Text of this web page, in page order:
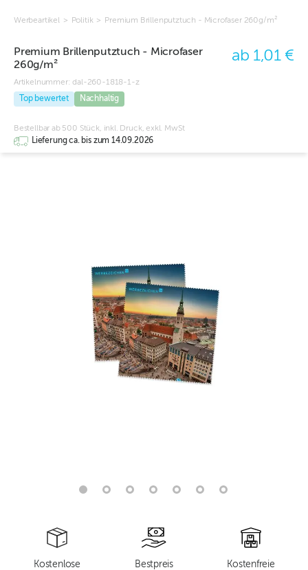
Werbeartikel > Politik > Premium Brillenputztuch - Microfaser 260g/m²
Premium Brillenputztuch - Microfaser
260g/m²
Artikelnummer: dal-260-1818-1-z
Top bewertet
Nachhaltig
ab 1,01 €
Bestellbar ab 500 Stück, inkl. Druck, exkl. MwSt
Lieferung ca. bis zum 14.09.2026
Kostenlose
Bestpreis
Kostenfreie